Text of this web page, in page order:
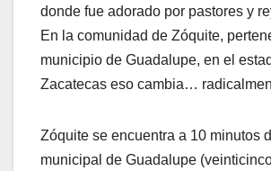
donde fue adorado por pastores y
En la comunidad de Zóquite,
municipio de Guadalupe, en el
Zacatecas eso cambia…
Zóquite se encuentra a 10 minutos
municipal de Guadalupe